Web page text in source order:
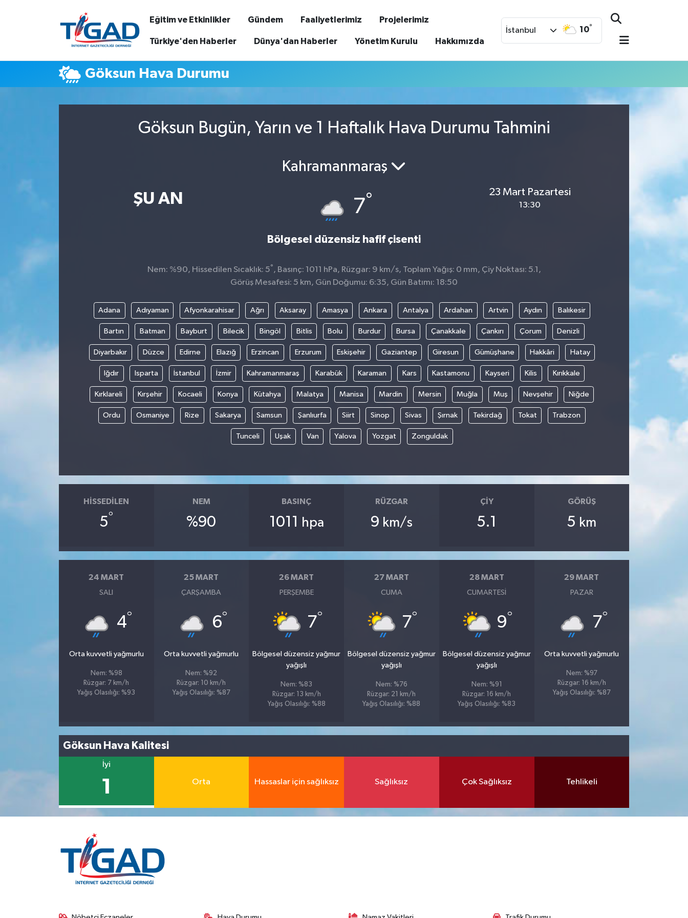
Eğitim ve Etkinlikler Gündem Faaliyetlerimiz Projelerimiz
Türkiye'den Haberler Dünya'dan Haberler Yönetim Kurulu Hakkımızda
İstanbul 10°
Göksun Hava Durumu
Göksun Bugün, Yarın ve 1 Haftalık Hava Durumu Tahmini
ŞU AN
Kahramanmaraş
7°
Bölgesel düzensiz hafif çisenti
23 Mart Pazartesi
13:30
Nem: %90, Hissedilen Sıcaklık: 5° , Basınç: 1011 hPa, Rüzgar: 9 km/s, Toplam Yağış: 0 mm, Çiy Noktası: 5.1,
Görüş Mesafesi: 5 km, Gün Doğumu: 6:35, Gün Batımı: 18:50
Adana Adıyaman Afyonkarahisar Ağrı Aksaray Amasya Ankara Antalya Ardahan Artvin Aydın Balıkesir
Bartın Batman Bayburt Bilecik Bingöl Bitlis Bolu Burdur Bursa Çanakkale Çankırı Çorum Denizli
Diyarbakır Düzce Edirne Elazığ Erzincan Erzurum Eskişehir Gaziantep Giresun Gümüşhane Hakkâri Hatay
Iğdır Isparta İstanbul İzmir Kahramanmaraş Karabük Karaman Kars Kastamonu Kayseri Kilis Kırıkkale
Kırklareli Kırşehir Kocaeli Konya Kütahya Malatya Manisa Mardin Mersin Muğla Muş Nevşehir Niğde
Ordu Osmaniye Rize Sakarya Samsun Şanlıurfa Siirt Sinop Sivas Şırnak Tekirdağ Tokat Trabzon
Tunceli Uşak Van Yalova Yozgat Zonguldak
HISSEDILEN
5°
NEM
%90
BASINÇ
1011 hpa
RÜZGAR
9 km/s
ÇIY
5.1
GÖRÜŞ
5 km
24 MART
SALI
4°
Orta kuvvetli yağmurlu
Nem: %98
Rüzgar: 7 km/h
Yağış Olasılığı: %93
25 MART
ÇARŞAMBA
6°
Orta kuvvetli yağmurlu
Nem: %92
Rüzgar: 10 km/h
Yağış Olasılığı: %87
26 MART
PERŞEMBE
7°
Bölgesel düzensiz yağmur
yağışlı
Nem: %83
Rüzgar: 13 km/h
Yağış Olasılığı: %88
27 MART
CUMA
7°
Bölgesel düzensiz yağmur
yağışlı
Nem: %76
Rüzgar: 21 km/h
Yağış Olasılığı: %88
28 MART
CUMARTESI
9°
Bölgesel düzensiz yağmur
yağışlı
Nem: %91
Rüzgar: 16 km/h
Yağış Olasılığı: %83
29 MART
PAZAR
7°
Orta kuvvetli yağmurlu
Nem: %97
Rüzgar: 16 km/h
Yağış Olasılığı: %87
Göksun Hava Kalitesi
İyi
1 Orta Hassaslar için sağlıksız Sağlıksız Çok Sağlıksız Tehlikeli
Nöbetçi Eczaneler
Hava Durumu